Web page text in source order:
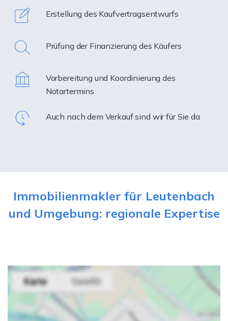
Erstellung des Kaufvertragsentwurfs
Prüfung der Finanzierung des Käufers
Vorbereitung und Koordinierung des
Notartermins
Auch nach dem Verkauf sind wir für Sie da
Immobilienmakler für Leutenbach
und Umgebung: regionale Expertise